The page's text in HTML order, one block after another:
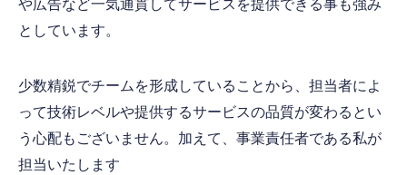
としています。
少数精鋭でチームを形成していることから、担当者によ
って技術レベルや提供するサービスの品質が変わるとい
う心配もございません。加えて、事業責任者である私が
担当いたします